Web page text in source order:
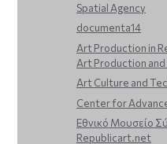
Spatial Agency
documenta14
Art Production in
Art Production
Art Culture and
Center for
Εθνικό Μουσείο
Republicart.net